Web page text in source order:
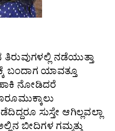
ನಡೆಯುತ್ತಾ
ಬಂದಾಗ ಯಾವತ್ತೂ
ಹಾಕಿ ನೋಡಿದರೆ
ಸುಸ್ತೇ ಆಗಿಲ್ಲವಲ್ಲಾ
ಬೀದಿಗಳ ಗಮ್ಮತ್ತು